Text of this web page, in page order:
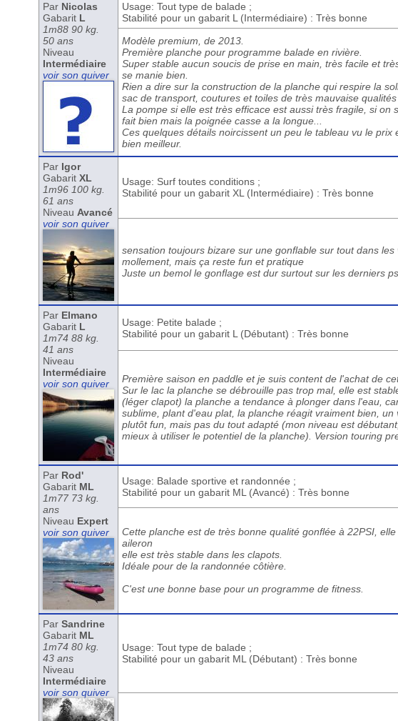
Par Nicolas
Gabarit L
1m88 90 kg.
50 ans
Niveau
Intermédiaire
voir son quiver
Usage: Tout type de balade ;
Stabilité pour un gabarit L (Intermédiaire) : Très bonne
Modèle premium, de 2013.
Première planche pour programme balade en rivière.
Super stable aucun soucis de prise en main, très facile et
se manie bien.
Rien a dire sur la construction de la planche qui respire la
sac de transport, coutures et toiles de très mauvaise qualités
La pompe si elle est très efficace est aussi très fragile, si
fait bien mais la poignée casse a la longue...
Ces quelques détails noircissent un peu le tableau vu le
bien meilleur.
Par Igor
Gabarit XL
1m96 100 kg.
61 ans
Niveau Avancé
voir son quiver
Usage: Surf toutes conditions ;
Stabilité pour un gabarit XL (Intermédiaire) : Très bonne
sensation toujours bizare sur une gonflable sur tout dans
mollement, mais ça reste fun et pratique
Juste un bemol le gonflage est dur surtout sur les derniers
Par Elmano
Gabarit L
1m74 88 kg.
41 ans
Niveau
Intermédiaire
voir son quiver
Usage: Petite balade ;
Stabilité pour un gabarit L (Débutant) : Très bonne
Première saison en paddle et je suis content de l'achat de
Sur le lac la planche se débrouille pas trop mal, elle est
(léger clapot) la planche a tendance à plonger dans l'eau,
sublime, plant d'eau plat, la planche réagit vraiment bien,
plutôt fun, mais pas du tout adapté (mon niveau est
mieux à utiliser le potentiel de la planche). Version touring
Par Rod'
Gabarit ML
1m77 73 kg.
ans
Niveau Expert
voir son quiver
Usage: Balade sportive et randonnée ;
Stabilité pour un gabarit ML (Avancé) : Très bonne
Cette planche est de très bonne qualité gonflée à 22PSI,
aileron
elle est très stable dans les clapots.
Idéale pour de la randonnée côtière.
C'est une bonne base pour un programme de fitness.
Par Sandrine
Gabarit ML
1m74 80 kg.
43 ans
Niveau
Intermédiaire
voir son quiver
Usage: Tout type de balade ;
Stabilité pour un gabarit ML (Débutant) : Très bonne